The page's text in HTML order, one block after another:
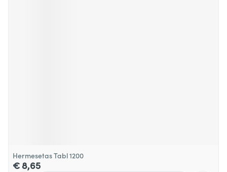
Hermesetas Tabl 1200
€ 8,65